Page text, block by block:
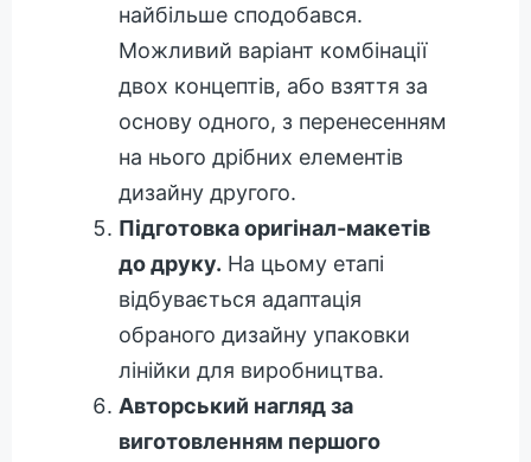
найбільше сподобався.
Можливий варіант комбінації
двох концептів, або взяття за
основу одного, з перенесенням
на нього дрібних елементів
дизайну другого.
Підготовка оригінал-макетів
до друку. На цьому етапі
відбувається адаптація
обраного дизайну упаковки
лінійки для виробництва.
Авторський нагляд за
виготовленням першого